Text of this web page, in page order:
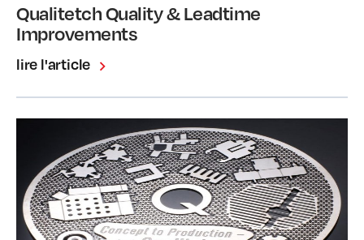
Qualitetch Quality & Leadtime
Improvements
lire l'article